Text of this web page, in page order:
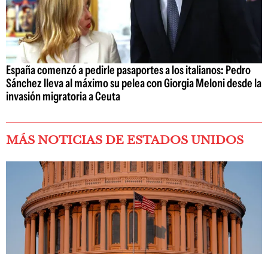
España comenzó a pedirle pasaportes a los italianos: Pedro
Sánchez lleva al máximo su pelea con Giorgia Meloni desde la
invasión migratoria a Ceuta
MÁS NOTICIAS DE ESTADOS UNIDOS